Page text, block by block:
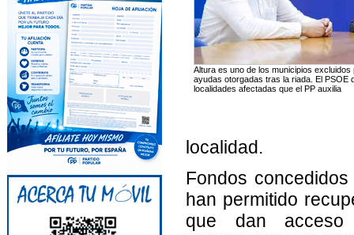
Altura es uno de los municipios
ayudas otorgadas tras la riada. El PSOE
localidades afectadas que el PP auxilia
localidad.
Fondos
han permitido
que dan acceso